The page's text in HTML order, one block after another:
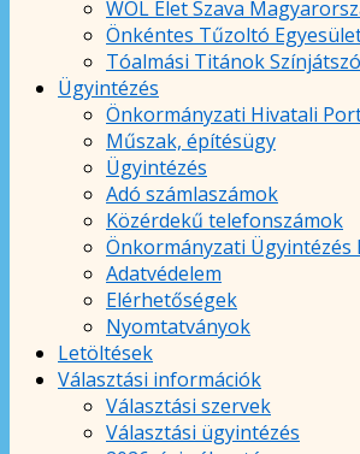
WOL Élet Szava
Önkéntes Tűzoltó
Tóalmási Titánok
Ügyintézés
Önkormányzati Hivatali
Műszak, építésügy
Ügyintézés
Adó számlaszámok
Közérdekű telefonszámok
Önkormányzati Ügyintézés
Adatvédelem
Elérhetőségek
Nyomtatványok
Letöltések
Választási információk
Választási szervek
Választási ügyintézés